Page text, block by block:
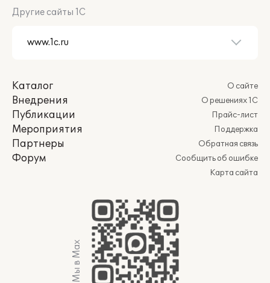
Другие сайты 1С
Каталог
Внедрения
Публикации
Мероприятия
Партнеры
Форум
О сайте
О решениях 1С
Прайс-лист
Поддержка
Обратная связь
Сообщить об ошибке
Карта сайта
Мы в Max